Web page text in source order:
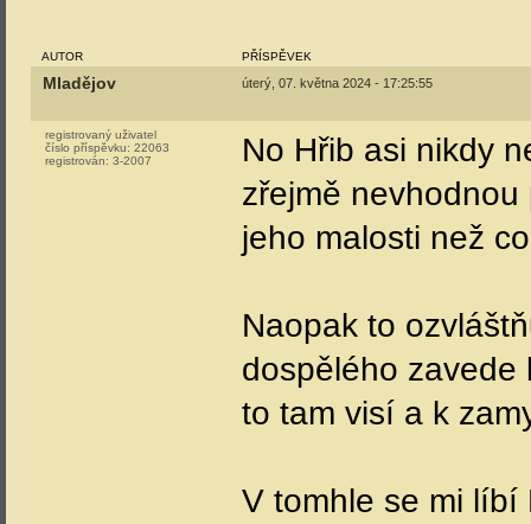
AUTOR PŘÍSPĚVEK
Mladějov úterý, 07. května 2024 - 17:25:55
registrovaný uživatel
číslo příspěvku: 22063
registrován: 3-2007
No Hřib asi nikdy
zřejmě
jeho malosti než
Naopak to
dospělého zavede
to tam visí a k
V tomhle se mi líbí